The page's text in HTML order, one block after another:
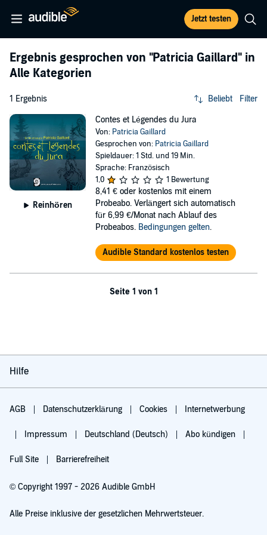
Jetzt testen
Ergebnis gesprochen von "Patricia Gaillard" in
Alle Kategorien
1 Ergebnis Beliebt Filter
Reinhören
Contes et Légendes du Jura
Von: Patricia Gaillard
Gesprochen von: Patricia Gaillard
Spieldauer: 1 Std. und 19 Min.
Sprache: Französisch
1,0
1 Bewertung
8,41 € oder kostenlos mit einem
Probeabo. Verlängert sich automatisch
für 6,99 €/Monat nach Ablauf des
Probeabos. Bedingungen gelten.
Audible Standard kostenlos testen
Seite 1 von 1
Hilfe
AGB Datenschutzerklärung Cookies Internetwerbung
Impressum Deutschland (Deutsch) Abo kündigen
Full Site Barrierefreiheit
© Copyright 1997 - 2026 Audible GmbH
Alle Preise inklusive der gesetzlichen Mehrwertsteuer.